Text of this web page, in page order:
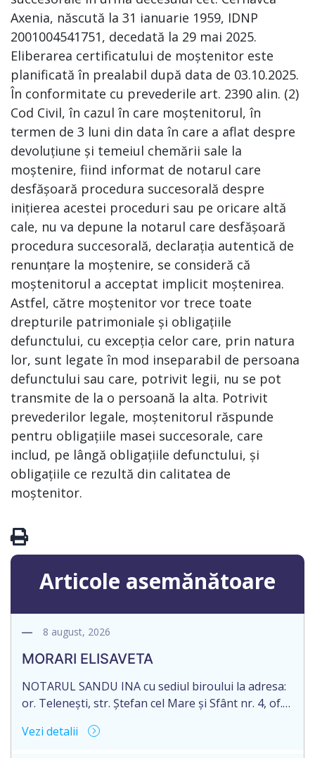
Axenia, născută la 31 ianuarie 1959, IDNP
2001004541751, decedată la 29 mai 2025.
Eliberarea certificatului de moștenitor este
planificată în prealabil după data de 03.10.2025.
În conformitate cu prevederile art. 2390 alin. (2)
Cod Civil, în cazul în care moștenitorul, în
termen de 3 luni din data în care a aflat despre
devoluțiune și temeiul chemării sale la
moștenire, fiind informat de notarul care
desfășoară procedura succesorală despre
inițierea acestei proceduri sau pe oricare altă
cale, nu va depune la notarul care desfășoară
procedura succesorală, declarația autentică de
renunțare la moștenire, se consideră că
moștenitorul a acceptat implicit moștenirea.
Astfel, către moștenitor vor trece toate
drepturile patrimoniale și obligațiile
defunctului, cu excepția celor care, prin natura
lor, sunt legate în mod inseparabil de persoana
defunctului sau care, potrivit legii, nu se pot
transmite de la o persoană la alta. Potrivit
prevederilor legale, moștenitorul răspunde
pentru obligațiile masei succesorale, care
includ, pe lângă obligațiile defunctului, și
obligațiile ce rezultă din calitatea de
moștenitor.
Articole asemănătoare
8 august, 2026
MORARI ELISAVETA
NOTARUL SANDU INA cu sediul biroului la adresa:
or. Telenești, str. Ștefan cel Mare și Sfânt nr. 4, of.
succesorale în urma decesului cet. MORARI
Vezi detalii